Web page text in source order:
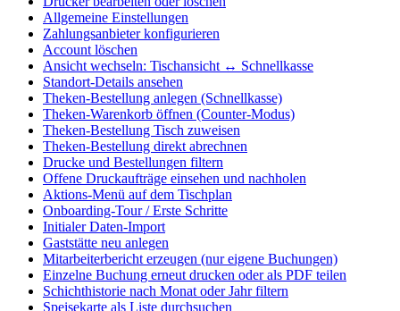
Allgemeine Einstellungen
Zahlungsanbieter konfigurieren
Account löschen
Ansicht wechseln: Tischansicht ↔ Schnellkasse
Standort-Details ansehen
Theken-Bestellung anlegen (Schnellkasse)
Theken-Warenkorb öffnen (Counter-Modus)
Theken-Bestellung Tisch zuweisen
Theken-Bestellung direkt abrechnen
Drucke und Bestellungen filtern
Offene Druckaufträge einsehen und nachholen
Aktions-Menü auf dem Tischplan
Onboarding-Tour / Erste Schritte
Initialer Daten-Import
Gaststätte neu anlegen
Mitarbeiterbericht erzeugen (nur eigene Buchungen)
Einzelne Buchung erneut drucken oder als PDF teilen
Schichthistorie nach Monat oder Jahr filtern
Speisekarte als Liste durchsuchen